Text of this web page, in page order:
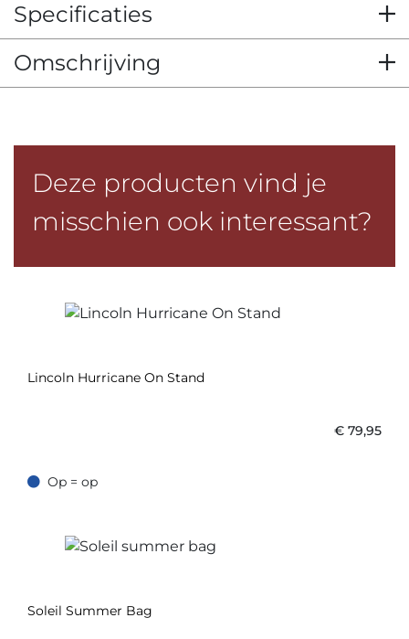
Specificaties
Omschrijving
Deze producten vind je
misschien ook interessant?
Lincoln Hurricane On Stand
€ 79,95
Op = op
Op = op
Soleil Summer Bag